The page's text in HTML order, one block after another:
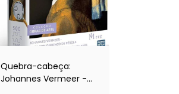
Quebra-cabeça:
Johannes Vermeer -